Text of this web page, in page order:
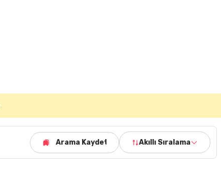
Arama Kaydet Akıllı Sıralama